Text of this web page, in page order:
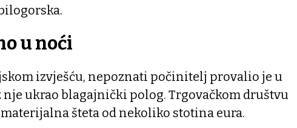
u noći
izvješću, nepoznati počinitelj provalio je u
ukrao blagajnički polog. Trgovačkom društvu
šteta od nekoliko stotina eura.